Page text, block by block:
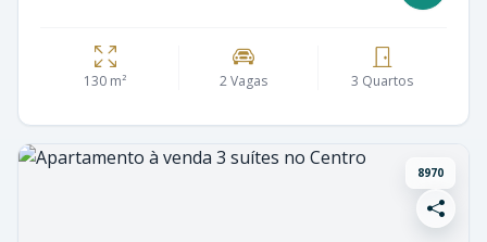
130 m² 2 Vagas 3 Quartos
8970